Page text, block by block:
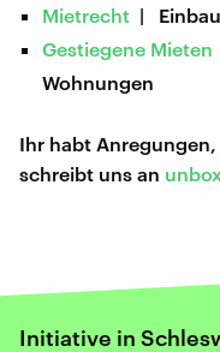
Mietrecht |
Gestiegene Mieten
Wohnungen
Ihr habt Anregungen,
schreibt uns an
Initiative in